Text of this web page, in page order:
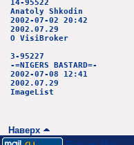
14-95522
Anatoly Shkodin
2002-07-02 20:42
2002.07.29
О VisiBroker
3-95227
-=NIGERS BASTARD=-
2002-07-08 12:41
2002.07.29
ImageList
Наверх